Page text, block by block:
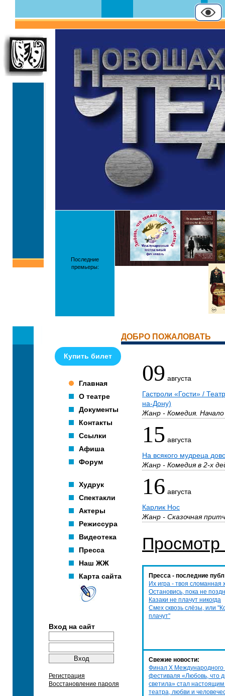
Последние
премьеры:
ДОБРО ПОЖАЛОВАТЬ
Купить билет
Главная
О театре
Документы
Контакты
Ссылки
Афиша
Форум
Худрук
Спектакли
Актеры
Режиссура
Видеотека
Пресса
Наш ЖЖ
Карта сайта
Вход на сайт
Регистрация
Восстановление пароля
09 августа
Гастроли «Гости» /
на-Дону)
Жанр - Комедия. Начало
15 августа
На всякого мудреца
Жанр - Комедия в 2-х
16 августа
Карлик Нос
Жанр - Сказочная
Пресса - последние
Их игра - твоя сломанная
Остановись, пока не
Казаки не плачут никогда
Смех сквозь слёзы, или
плачут"
Свежие новости:
Финал X Международного
фестиваля «Любовь, что
светила» стал
театра, любви и